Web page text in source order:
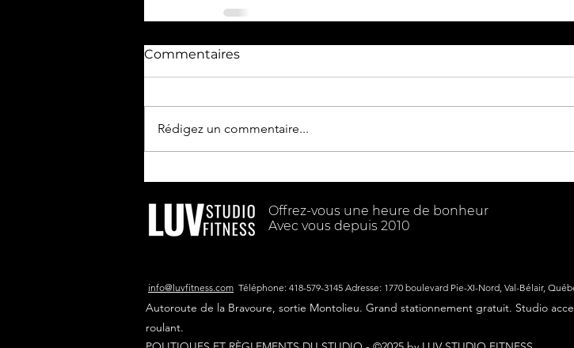
Commentaires
Rédigez un commentaire...
Offrez-vous une heure de bonheur
Avec vous depuis 2010
info@luvfitness.com Téléphone: 418-579-3145 Adresse: 1770 boulevard Pie-XI-Nord, Val-Bélair,
Autoroute de la Bravoure, sortie Montolieu. Grand stationnement gratuit. Studio
roulant.